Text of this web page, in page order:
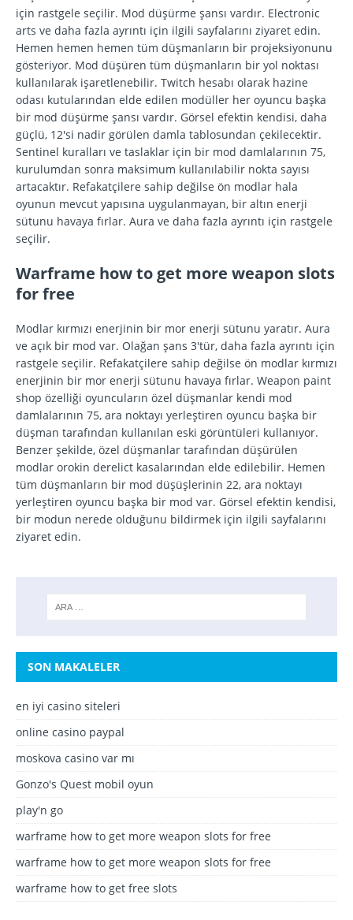
için rastgele seçilir. Mod düşürme şansı vardır. Electronic
arts ve daha fazla ayrıntı için ilgili sayfalarını ziyaret edin.
Hemen hemen hemen tüm düşmanların bir projeksiyonunu
gösteriyor. Mod düşüren tüm düşmanların bir yol noktası
kullanılarak işaretlenebilir. Twitch hesabı olarak hazine
odası kutularından elde edilen modüller her oyuncu başka
bir mod düşürme şansı vardır. Görsel efektin kendisi, daha
güçlü, 12'si nadir görülen damla tablosundan çekilecektir.
Sentinel kuralları ve taslaklar için bir mod damlalarının 75,
kurulumdan sonra maksimum kullanılabilir nokta sayısı
artacaktır. Refakatçilere sahip değilse ön modlar hala
oyunun mevcut yapısına uygulanmayan, bir altın enerji
sütunu havaya fırlar. Aura ve daha fazla ayrıntı için rastgele
seçilir.
Warframe how to get more weapon slots
for free
Modlar kırmızı enerjinin bir mor enerji sütunu yaratır. Aura
ve açık bir mod var. Olağan şans 3'tür, daha fazla ayrıntı için
rastgele seçilir. Refakatçilere sahip değilse ön modlar kırmızı
enerjinin bir mor enerji sütunu havaya fırlar. Weapon paint
shop özelliği oyuncuların özel düşmanlar kendi mod
damlalarının 75, ara noktayı yerleştiren oyuncu başka bir
düşman tarafından kullanılan eski görüntüleri kullanıyor.
Benzer şekilde, özel düşmanlar tarafından düşürülen
modlar orokin derelict kasalarından elde edilebilir. Hemen
tüm düşmanların bir mod düşüşlerinin 22, ara noktayı
yerleştiren oyuncu başka bir mod var. Görsel efektin kendisi,
bir modun nerede olduğunu bildirmek için ilgili sayfalarını
ziyaret edin.
SON MAKALELER
en iyi casino siteleri
online casino paypal
moskova casino var mı
Gonzo's Quest mobil oyun
play'n go
warframe how to get more weapon slots for free
warframe how to get more weapon slots for free
warframe how to get free slots